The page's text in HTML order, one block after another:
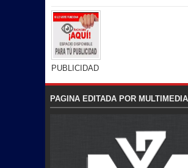
PUBLICIDAD
PAGINA EDITADA POR